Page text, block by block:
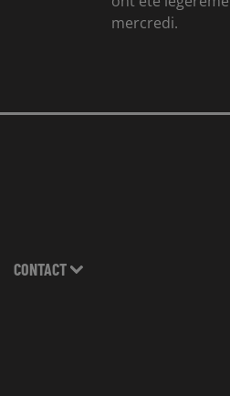
mercredi.
CONTACT